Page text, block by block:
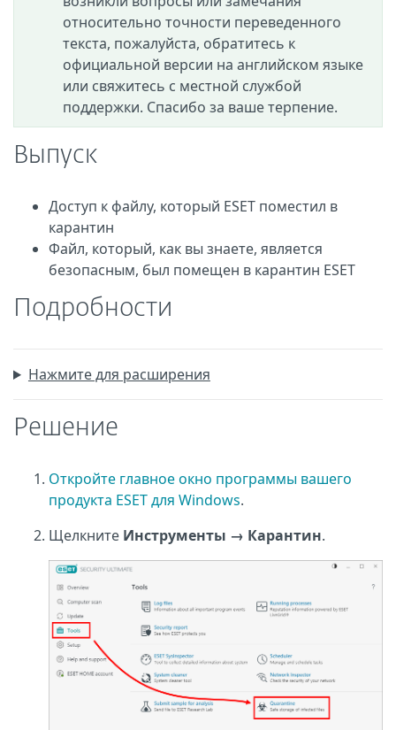
относительно точности переведенного
текста, пожалуйста, обратитесь к
официальной версии на английском языке
или свяжитесь с местной службой
поддержки. Спасибо за ваше терпение.
Выпуск
Доступ к файлу, который ESET поместил в
карантин
Файл, который, как вы знаете, является
безопасным, был помещен в карантин ESET
Подробности
Нажмите для расширения
Решение
Откройте главное окно программы вашего
продукта ESET для Windows.
Щелкните Инструменты → Карантин.